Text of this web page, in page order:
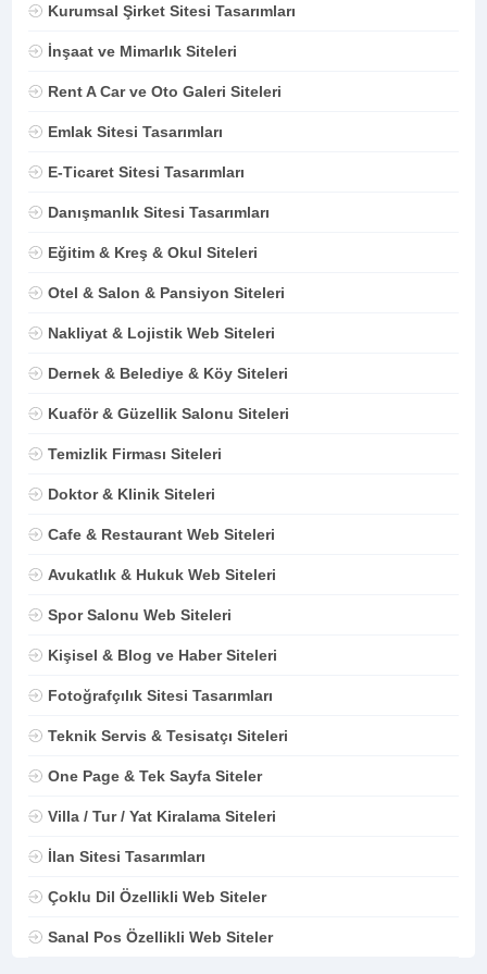
Kurumsal Şirket Sitesi Tasarımları
İnşaat ve Mimarlık Siteleri
Rent A Car ve Oto Galeri Siteleri
Emlak Sitesi Tasarımları
E-Ticaret Sitesi Tasarımları
Danışmanlık Sitesi Tasarımları
Eğitim & Kreş & Okul Siteleri
Otel & Salon & Pansiyon Siteleri
Nakliyat & Lojistik Web Siteleri
Dernek & Belediye & Köy Siteleri
Kuaför & Güzellik Salonu Siteleri
Temizlik Firması Siteleri
Doktor & Klinik Siteleri
Cafe & Restaurant Web Siteleri
Avukatlık & Hukuk Web Siteleri
Spor Salonu Web Siteleri
Kişisel & Blog ve Haber Siteleri
Fotoğrafçılık Sitesi Tasarımları
Teknik Servis & Tesisatçı Siteleri
One Page & Tek Sayfa Siteler
Villa / Tur / Yat Kiralama Siteleri
İlan Sitesi Tasarımları
Çoklu Dil Özellikli Web Siteler
Sanal Pos Özellikli Web Siteler